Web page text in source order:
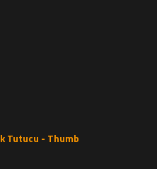
Tutucu - Thumb